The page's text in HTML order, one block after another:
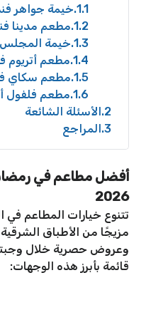
1.1 خيمة جواهر
1.2 مطعم مدينا
1.3 خيمة المجلس
1.4 مطعم أتريوم
1.5 مطعم سكاي
1.6 مطعم فلفول
2 الأسئلة الشائعة
3 المراجع
أفضل مطاعم في
2026
تتنوع خيارات المطاعم في
مزيجًا من الأطباق الشرقية
وعروض حصرية خلال وجبتي
قائمة بأبرز هذه الوجهات: